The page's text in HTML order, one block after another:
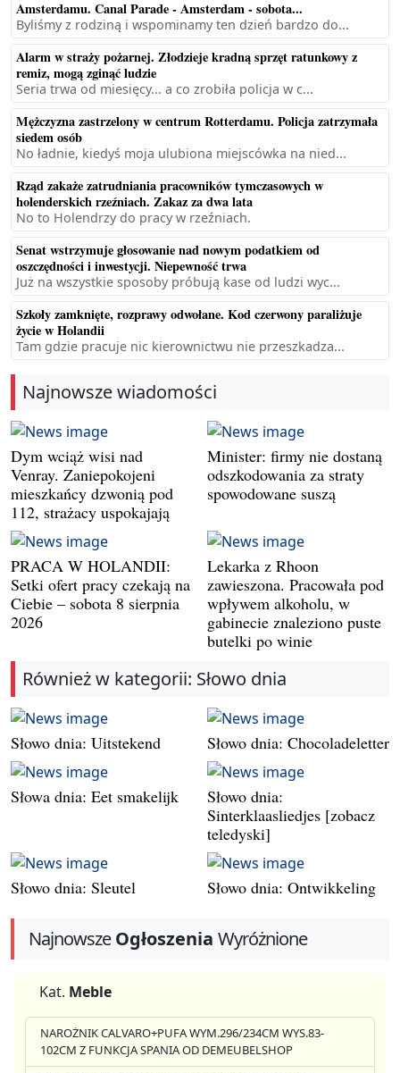
Amsterdamu. Canal Parade - Amsterdam - sobota...
Byliśmy z rodziną i wspominamy ten dzień bardzo do...
Alarm w straży pożarnej. Złodzieje kradną sprzęt ratunkowy z
remiz, mogą zginąć ludzie
Seria trwa od miesięcy... a co zrobiła policja w c...
Mężczyzna zastrzelony w centrum Rotterdamu. Policja zatrzymała
siedem osób
No ładnie, kiedyś moja ulubiona miejscówka na nied...
Rząd zakaże zatrudniania pracowników tymczasowych w
holenderskich rzeźniach. Zakaz za dwa lata
No to Holendrzy do pracy w rzeźniach.
Senat wstrzymuje głosowanie nad nowym podatkiem od
oszczędności i inwestycji. Niepewność trwa
Już na wszystkie sposoby próbują kase od ludzi wyc...
Szkoły zamknięte, rozprawy odwołane. Kod czerwony paraliżuje
życie w Holandii
Tam gdzie pracuje nic kierownictwu nie przeszkadza...
Najnowsze wiadomości
Dym wciąż wisi nad
Venray. Zaniepokojeni
mieszkańcy dzwonią pod
112, strażacy uspokajają
Minister: firmy nie dostaną
odszkodowania za straty
spowodowane suszą
PRACA W HOLANDII:
Setki ofert pracy czekają na
Ciebie – sobota 8 sierpnia
2026
Lekarka z Rhoon
zawieszona. Pracowała pod
wpływem alkoholu, w
gabinecie znaleziono puste
butelki po winie
Również w kategorii: Słowo dnia
Słowo dnia: Uitstekend Słowo dnia: Chocoladeletter
Słowa dnia: Eet smakelijk
Słowo dnia:
Sinterklaasliedjes [zobacz
teledyski]
Słowo dnia: Sleutel Słowo dnia: Ontwikkeling
NajnowszeOgłoszenia Wyróżnione
Kat. Meble
NAROŻNIK CALVARO+PUFA WYM.296/234CM WYS.83-
102CM Z FUNKCJA SPANIA OD DEMEUBELSHOP